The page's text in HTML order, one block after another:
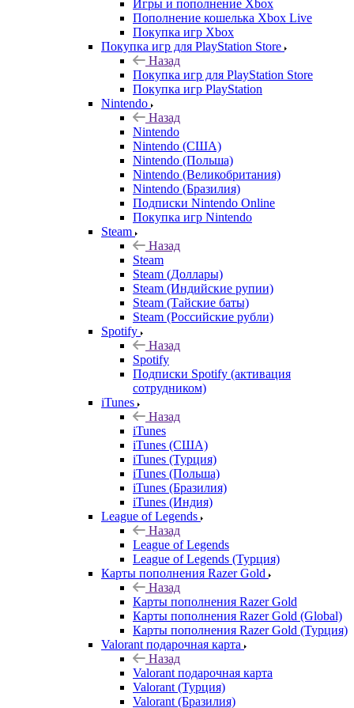
Игры и пополнение Xbox
Пополнение кошелька Xbox Live
Покупка игр Xbox
Покупка игр для PlayStation Store
Назад
Покупка игр для PlayStation Store
Покупка игр PlayStation
Nintendo
Назад
Nintendo
Nintendo (США)
Nintendo (Польша)
Nintendo (Великобритания)
Nintendo (Бразилия)
Подписки Nintendo Online
Покупка игр Nintendo
Steam
Назад
Steam
Steam (Доллары)
Steam (Индийские рупии)
Steam (Тайские баты)
Steam (Российские рубли)
Spotify
Назад
Spotify
Подписки Spotify (активация
сотрудником)
iTunes
Назад
iTunes
iTunes (США)
iTunes (Турция)
iTunes (Польша)
iTunes (Бразилия)
iTunes (Индия)
League of Legends
Назад
League of Legends
League of Legends (Турция)
Карты пополнения Razer Gold
Назад
Карты пополнения Razer Gold
Карты пополнения Razer Gold (Global)
Карты пополнения Razer Gold (Турция)
Valorant подарочная карта
Назад
Valorant подарочная карта
Valorant (Турция)
Valorant (Бразилия)